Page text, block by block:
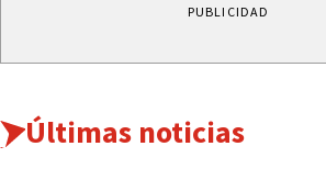
PUBLICIDAD
Últimas noticias